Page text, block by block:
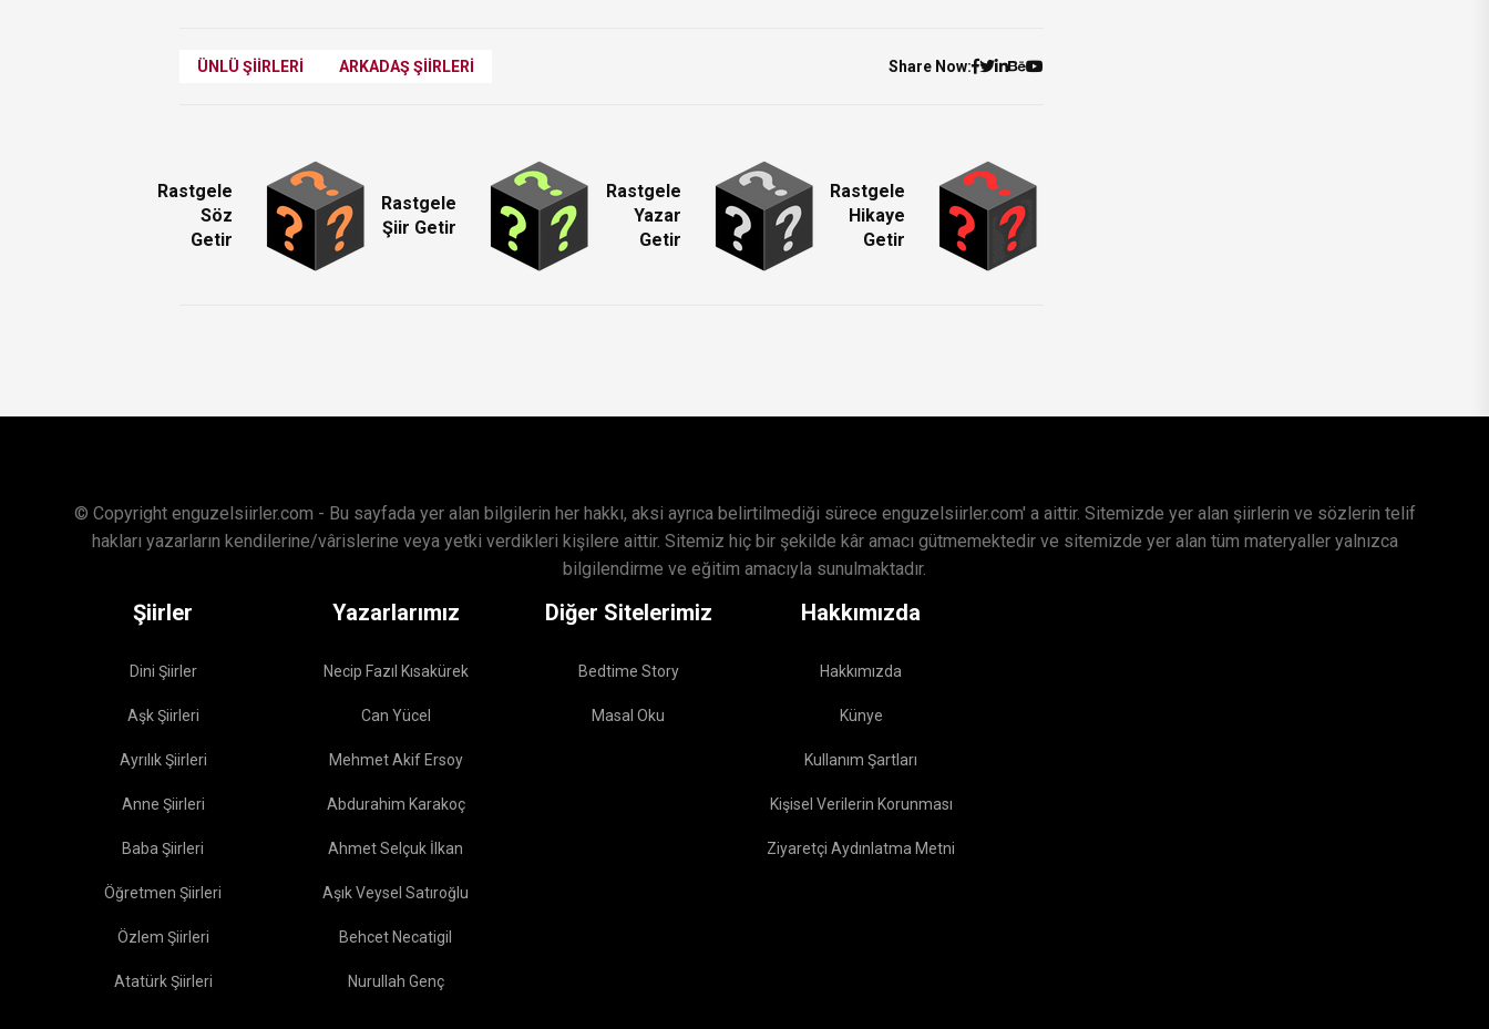
ÜNLÜ ŞIIRLERI ARKADAŞ ŞIIRLERI Share Now:
Rastgele
Söz
Getir
Rastgele
Şiir Getir
Rastgele
Yazar
Getir
Rastgele
Hikaye
Getir
© Copyright enguzelsiirler.com - Bu sayfada yer alan bilgilerin her hakkı, aksi ayrıca belirtilmediği sürece enguzelsiirler.com' a aittir. Sitemizde yer alan şiirlerin ve sözlerin telif
hakları yazarların kendilerine/vârislerine veya yetki verdikleri kişilere aittir. Sitemiz hiç bir şekilde kâr amacı gütmemektedir ve sitemizde yer alan tüm materyaller yalnızca
bilgilendirme ve eğitim amacıyla sunulmaktadır.
Şiirler
Dini Şiirler
Aşk Şiirleri
Ayrılık Şiirleri
Anne Şiirleri
Baba Şiirleri
Öğretmen Şiirleri
Özlem Şiirleri
Atatürk Şiirleri
Yazarlarımız
Necip Fazıl Kısakürek
Can Yücel
Mehmet Akif Ersoy
Abdurahim Karakoç
Ahmet Selçuk İlkan
Aşık Veysel Satıroğlu
Behcet Necatigil
Nurullah Genç
Diğer Sitelerimiz
Bedtime Story
Masal Oku
Hakkımızda
Hakkımızda
Künye
Kullanım Şartları
Kişisel Verilerin Korunması
Ziyaretçi Aydınlatma Metni